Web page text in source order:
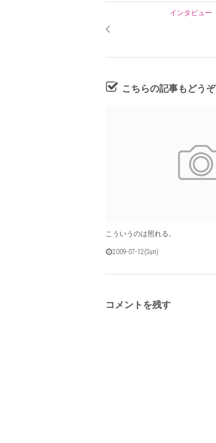
インタビュー
こちらの記事もどうぞ
こういうのは照れる。
2009-07-12(Sun)
コメントを残す